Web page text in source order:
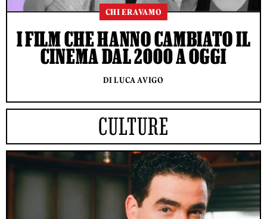
CHI ERAVAMO
I FILM CHE HANNO CAMBIATO IL
CINEMA DAL 2000 A OGGI
DI LUCA AVIGO
CULTURE